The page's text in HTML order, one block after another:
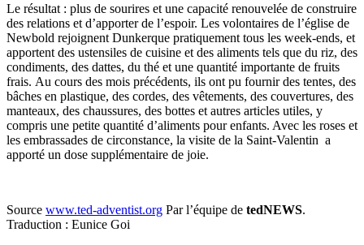
Le résultat : plus de sourires et une capacité renouvelée de construire
des relations et d’apporter de l’espoir. Les volontaires de l’église de
Newbold rejoignent Dunkerque pratiquement tous les week-ends, et
apportent des ustensiles de cuisine et des aliments tels que du riz, des
condiments, des dattes, du thé et une quantité importante de fruits
frais. Au cours des mois précédents, ils ont pu fournir des tentes, des
bâches en plastique, des cordes, des vêtements, des couvertures, des
manteaux, des chaussures, des bottes et autres articles utiles, y
compris une petite quantité d’aliments pour enfants. Avec les roses et
les embrassades de circonstance, la visite de la Saint-Valentin a
apporté un dose supplémentaire de joie.
Source www.ted-adventist.org Par l’équipe de tedNEWS.
Traduction : Eunice Goi